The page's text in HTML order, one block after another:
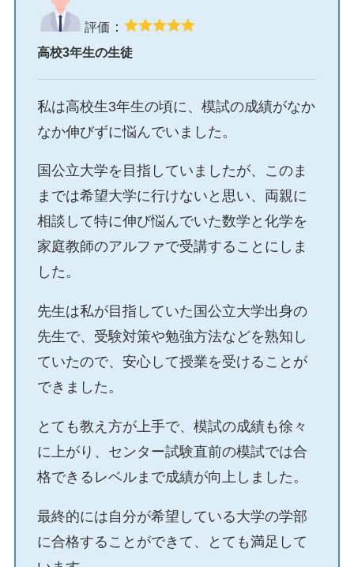
評価 ：
高校3年生の生徒
私は高校生3年生の頃に、模試の成績がなか
なか伸びずに悩んでいました。
国公立大学を目指していましたが、このま
までは希望大学に行けないと思い、両親に
相談して特に伸び悩んでいた数学と化学を
家庭教師のアルファで受講することにしま
した。
先生は私が目指していた国公立大学出身の
先生で、受験対策や勉強方法などを熟知し
ていたので、安心して授業を受けることが
できました。
とても教え方が上手で、模試の成績も徐々
に上がり、センター試験直前の模試では合
格できるレベルまで成績が向上しました。
最終的には自分が希望している大学の学部
に合格することができて、とても満足して